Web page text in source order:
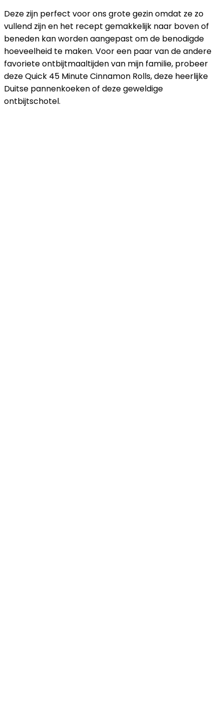
Deze zijn perfect voor ons grote gezin omdat ze zo
vullend zijn en het recept gemakkelijk naar boven of
beneden kan worden aangepast om de benodigde
hoeveelheid te maken. Voor een paar van de andere
favoriete ontbijtmaaltijden van mijn familie, probeer
deze Quick 45 Minute Cinnamon Rolls, deze heerlijke
Duitse pannenkoeken of deze geweldige
ontbijtschotel.